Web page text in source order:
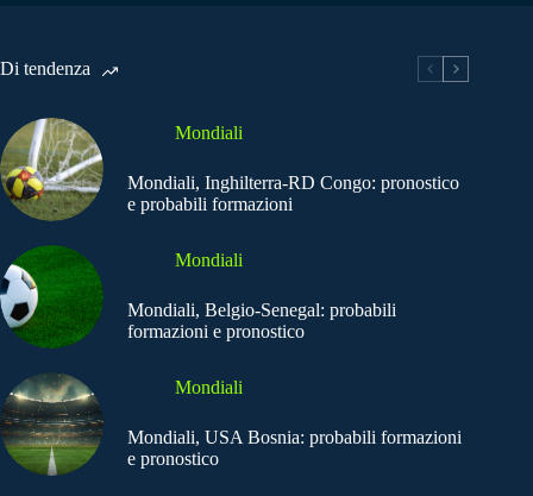
Di tendenza
Mondiali
Mondiali, Inghilterra-RD Congo: pronostico
e probabili formazioni
Mondiali
Mondiali, Belgio-Senegal: probabili
formazioni e pronostico
Mondiali
Mondiali, USA Bosnia: probabili formazioni
e pronostico